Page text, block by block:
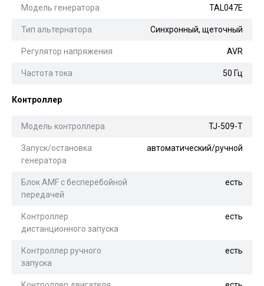
Модель генератора TAL047E
Тип альтернатора Синхронный, щеточный
Регулятор напряжения AVR
Частота тока 50 Гц
Контроллер
Модель контроллера TJ-509-T
Запуск/остановка
генератора
автоматический/ручной
Блок AMF с бесперебойной
передачей
есть
Контроллер
дистанционного запуска
есть
Контроллер ручного
запуска
есть